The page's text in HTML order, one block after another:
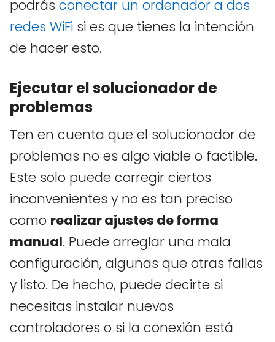
podrás conectar un ordenador a dos
redes WiFi si es que tienes la intención
de hacer esto.
Ejecutar el solucionador de
problemas
Ten en cuenta que el solucionador de
problemas no es algo viable o factible.
Este solo puede corregir ciertos
inconvenientes y no es tan preciso
como realizar ajustes de forma
manual. Puede arreglar una mala
configuración, algunas que otras fallas
y listo. De hecho, puede decirte si
necesitas instalar nuevos
controladores o si la conexión está